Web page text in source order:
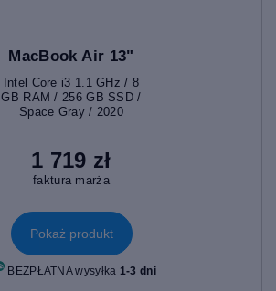
MacBook Air 13"
Intel Core i3 1.1 GHz / 8
GB RAM / 256 GB SSD /
Space Gray / 2020
1 719 zł
faktura marża
Pokaż produkt
BEZPŁATNA wysyłka 1-3 dni